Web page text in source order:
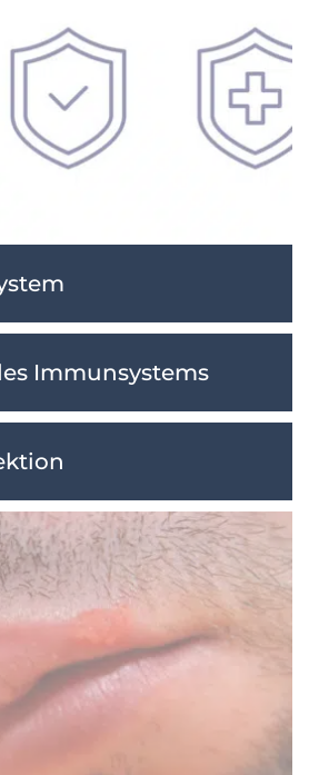
Immunsystems